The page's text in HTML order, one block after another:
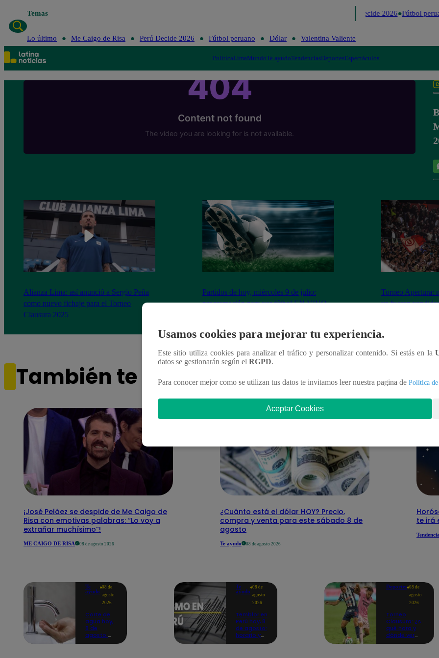
Temas Perú Decide 2026 Fútbol
Lo último Me Caigo de Risa Perú Decide 2026 Fútbol peruano Dólar Valentina Valiente
PolíticaLimaMundoTe ayudoTendenciasDeportesEspectáculos
Alianza Lima: así anunció a Sergio Peña
como nuevo fichaje para el Torneo
Clausura 2025
Partidos de hoy, miércoles 9 de julio:
programación para ver fútbol EN VIVO
Torneo Apertura:
ya fueron
También te puede interesar
¡José Peláez se despide de Me Caigo de
Risa con emotivas palabras: “Lo voy a
extrañar muchísimo”!
ME CAIGO DE RISA 08 de agosto 2026
¿Cuánto está el dólar HOY? Precio,
compra y venta para este sábado 8 de
agosto
Te ayudo 08 de agosto 2026
te irá
Te
ayudo
08 de
agosto
2026
Corte de
agua hoy,
8 de
agosto:
Te
ayudo
08 de
agosto
2026
Temblor en
Perú hoy, 8
de agosto:
horario y
Deportes 08 de
agosto
2026
Torneo
Clausura: ¿A
qué hora y
dónde ver
Usamos cookies para mejorar tu experiencia.
Este sitio utiliza cookies para analizar el tráfico y personalizar contenido. Si estás en la
datos se gestionarán según el RGPD.
Para conocer mejor como se utilizan tus datos te invitamos leer nuestra pagina de Política
Aceptar Cookies